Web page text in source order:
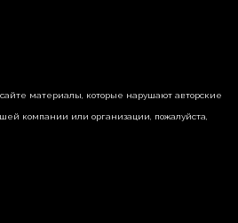
материалы, которые нарушают авторские
компании или организации, пожалуйста,